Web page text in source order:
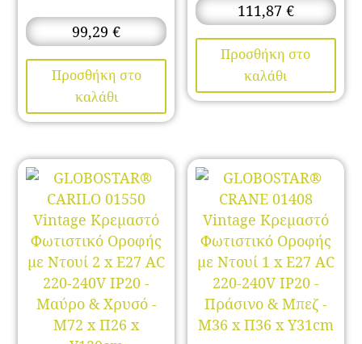
99,29€
Προσθήκη στο
καλάθι
111,87 €
Προσθήκη στο
καλάθι